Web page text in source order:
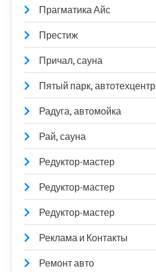
Прагматика Айс
Престиж
Причал, сауна
Пятый парк, автотехцентр
Радуга, автомойка
Рай, сауна
Редуктор-мастер
Редуктор-мастер
Редуктор-мастер
Реклама и Контакты
Ремонт авто